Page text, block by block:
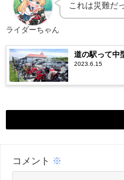
ライダーちゃん
これは災難だ
道の駅って中
2023.6.15
コメント ※